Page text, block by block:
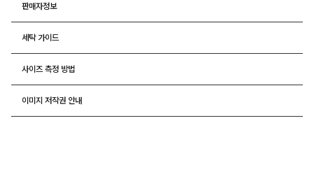
판매자정보
세탁 가이드
사이즈 측정 방법
이미지 저작권 안내